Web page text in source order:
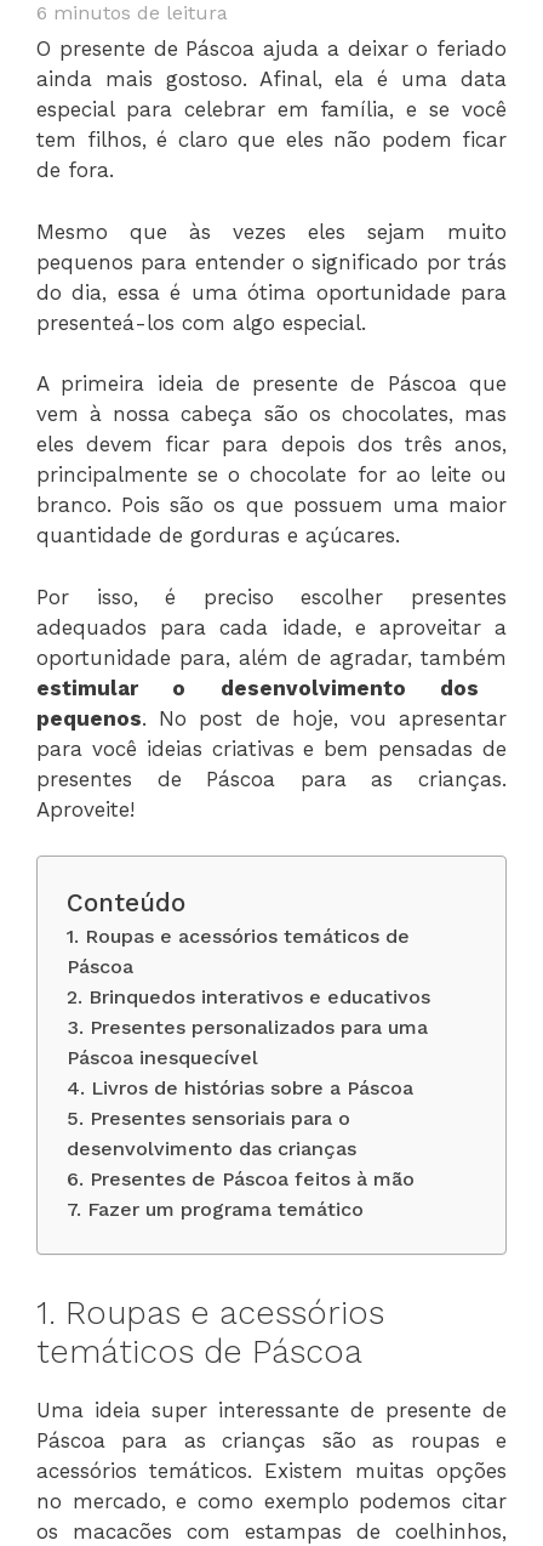
6 minutos de leitura
O presente de Páscoa ajuda a deixar o feriado
ainda mais gostoso. Afinal, ela é uma data
especial para celebrar em família, e se você
tem filhos, é claro que eles não podem ficar
de fora.
Mesmo que às vezes eles sejam muito
pequenos para entender o significado por trás
do dia, essa é uma ótima oportunidade para
presenteá-los com algo especial.
A primeira ideia de presente de Páscoa que
vem à nossa cabeça são os chocolates, mas
eles devem ficar para depois dos três anos,
principalmente se o chocolate for ao leite ou
branco. Pois são os que possuem uma maior
quantidade de gorduras e açúcares.
Por isso, é preciso escolher presentes
adequados para cada idade, e aproveitar a
oportunidade para, além de agradar, também
estimular o desenvolvimento dos
pequenos. No post de hoje, vou apresentar
para você ideias criativas e bem pensadas de
presentes de Páscoa para as crianças.
Aproveite!
Conteúdo
1. Roupas e acessórios temáticos de
Páscoa
2. Brinquedos interativos e educativos
3. Presentes personalizados para uma
Páscoa inesquecível
4. Livros de histórias sobre a Páscoa
5. Presentes sensoriais para o
desenvolvimento das crianças
6. Presentes de Páscoa feitos à mão
7. Fazer um programa temático
1. Roupas e acessórios
temáticos de Páscoa
Uma ideia super interessante de presente de
Páscoa para as crianças são as roupas e
acessórios temáticos. Existem muitas opções
no mercado, e como exemplo podemos citar
os macacões com estampas de coelhinhos,